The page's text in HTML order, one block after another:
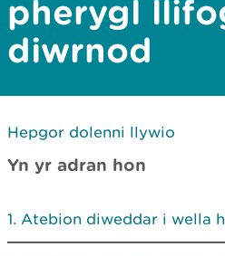
pherygl
diwrnod
Hepgor dolenni llywio
Yn yr adran hon
Atebion diweddar i wella